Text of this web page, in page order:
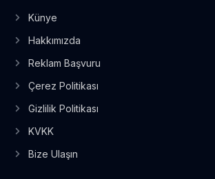
Künye
Hakkımızda
Reklam Başvuru
Çerez Politikası
Gizlilik Politikası
KVKK
Bize Ulaşın